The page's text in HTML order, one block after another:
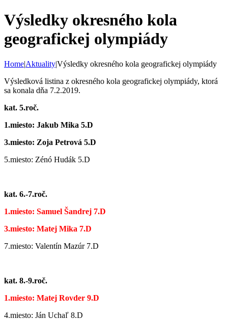
Výsledky okresného kola
geografickej olympiády
Home|Aktuality|Výsledky okresného kola geografickej olympiády
Výsledková listina z okresného kola geografickej olympiády, ktorá
sa konala dňa 7.2.2019.
kat. 5.roč.
1.miesto: Jakub Mika 5.D
3.miesto: Zoja Petrová 5.D
5.miesto: Zénó Hudák 5.D
kat. 6.-7.roč.
1.miesto: Samuel Šandrej 7.D
3.miesto: Matej Mika 7.D
7.miesto: Valentín Mazúr 7.D
kat. 8.-9.roč.
1.miesto: Matej Rovder 9.D
4.miesto: Ján Uchaľ 8.D